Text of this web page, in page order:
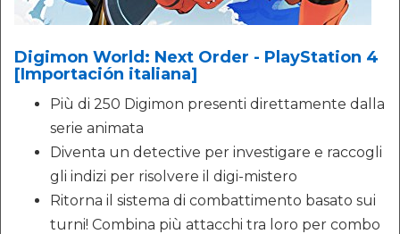
Digimon World: Next Order - PlayStation 4
[Importación italiana]
Più di 250 Digimon presenti direttamente dalla
serie animata
Diventa un detective per investigare e raccogli
gli indizi per risolvere il digi-mistero
Ritorna il sistema di combattimento basato sui
turni! Combina più attacchi tra loro per combo